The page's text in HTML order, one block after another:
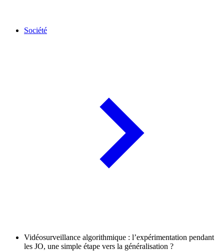
Société
Vidéosurveillance algorithmique : l’expérimentation pendant
les JO, une simple étape vers la généralisation ?